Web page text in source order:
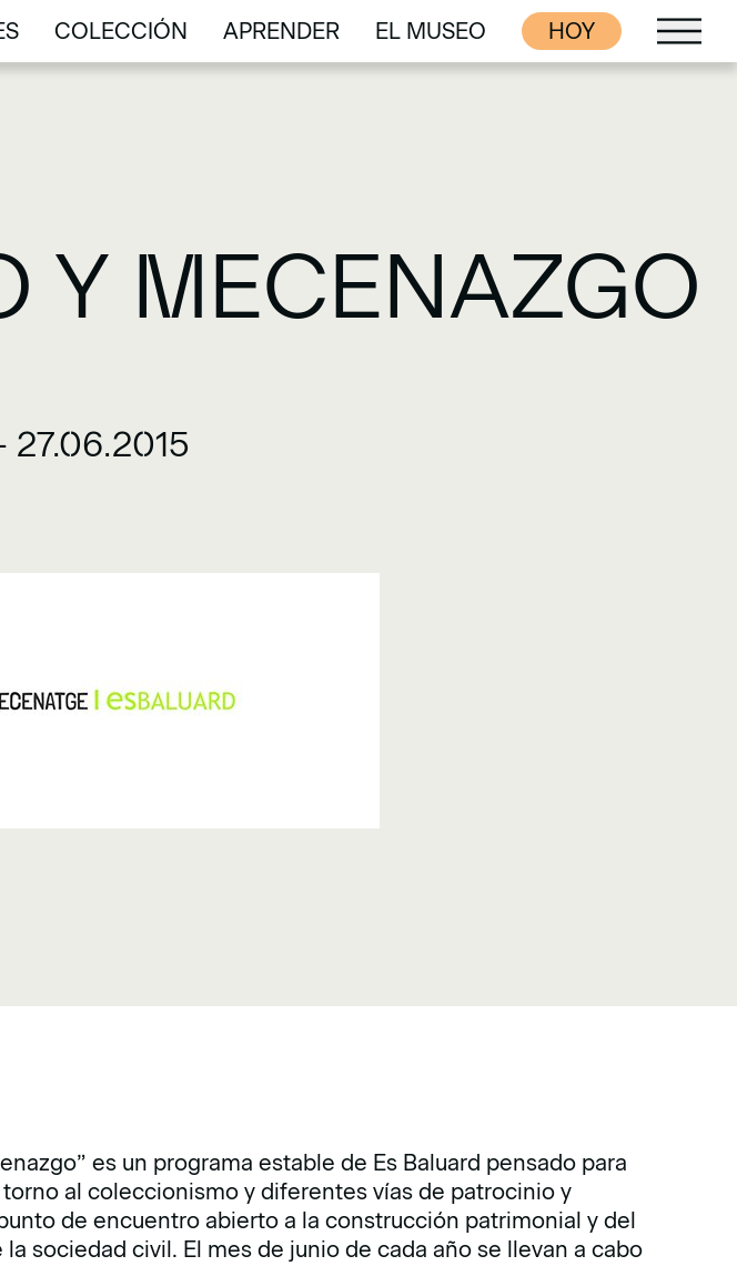
COLECCIÓN
COLECCIÓN
APRENDER
APRENDER
EL MUSEO
EL MUSEO
HOY
Y MECENAZGO
27.06.2015
es un programa estable de Es Baluard pensado para
al coleccionismo y diferentes vías de patrocinio y
de encuentro abierto a la construcción patrimonial y del
sociedad civil. El mes de junio de cada año se llevan a cabo